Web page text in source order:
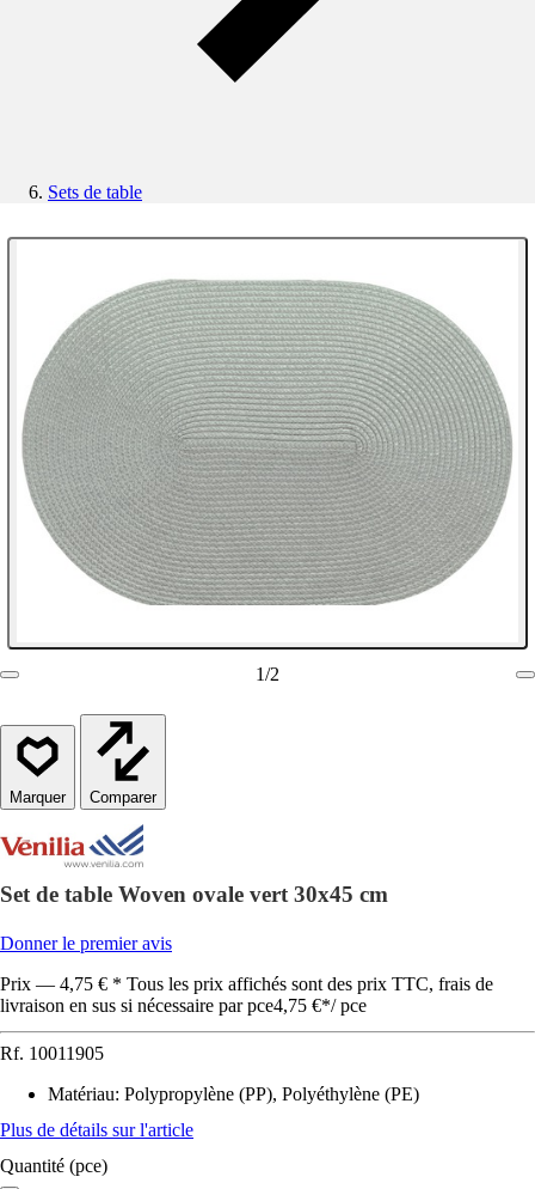
Sets de table
1/2
Comparer
Set de table Woven ovale vert 30x45 cm
Donner le premier avis
Prix — 4,75 € * Tous les prix affichés sont des prix TTC, frais de
livraison en sus si nécessaire par pce4,75 €*/ pce
Rf. 10011905
Matériau: Polypropylène (PP), Polyéthylène (PE)
Plus de détails sur l'article
Quantité (pce)